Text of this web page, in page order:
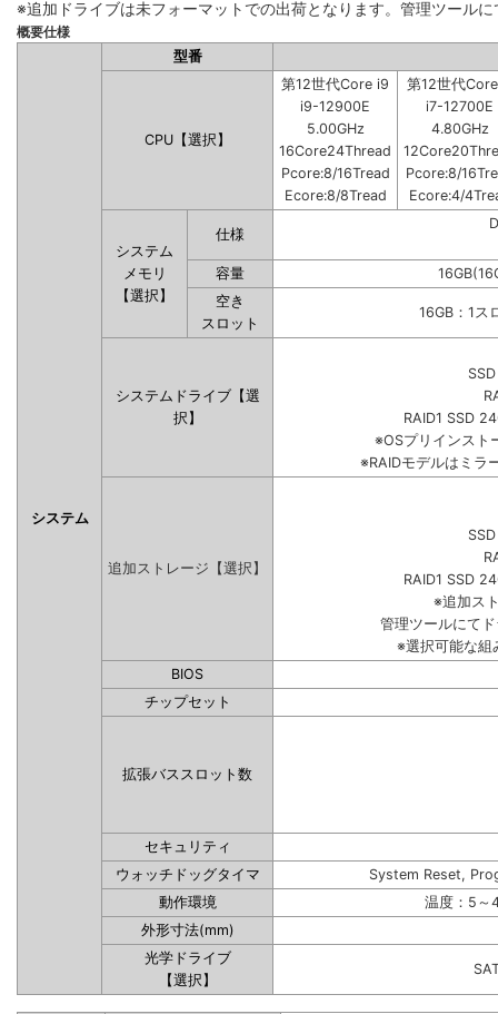
※追加ドライブは未フォーマットでの出荷となります。管理ツール
概要仕様
システム
型番
CPU【選択】
第12世代Core i9
i9-12900E
5.00GHz
16Core24Thread
Pcore:8/16Tread
Ecore:8/8Tread
第12世代
i7-12700E
4.80GHz
Pcore:8/
Ecore:4/
システム
メモリ
【選択】
仕様
容量
空き
スロット
16GB：1ス
システムドライブ【選
択】
RAID1 SSD
※OSプリインスト
※RAIDモデルはミラ
追加ストレージ【選択】
RAID1 SSD
※追加ス
管理ツールにて
※選択可能な組
BIOS
チップセット
拡張バススロット数
セキュリティ
ウォッチドッグタイマ
System Reset,
動作環境
温度：5～
外形寸法(mm)
光学ドライブ
【選択】